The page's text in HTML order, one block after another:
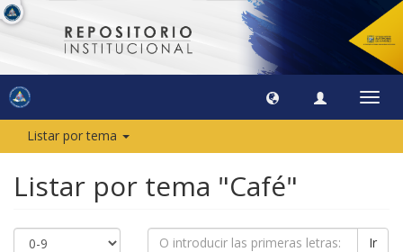
Listar por tema
Listar por tema "Café"
Ir